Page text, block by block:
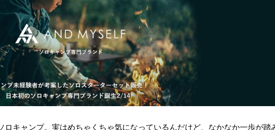
ロキャンプ。実はめちゃくちゃ気になっているんだけど、なかなか一歩が踏